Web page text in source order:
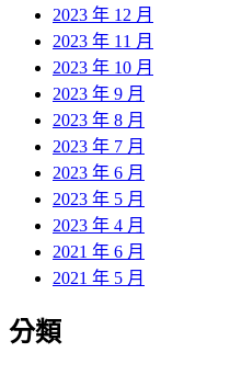
2023 年 12 月
2023 年 11 月
2023 年 10 月
2023 年 9 月
2023 年 8 月
2023 年 7 月
2023 年 6 月
2023 年 5 月
2023 年 4 月
2021 年 6 月
2021 年 5 月
分類